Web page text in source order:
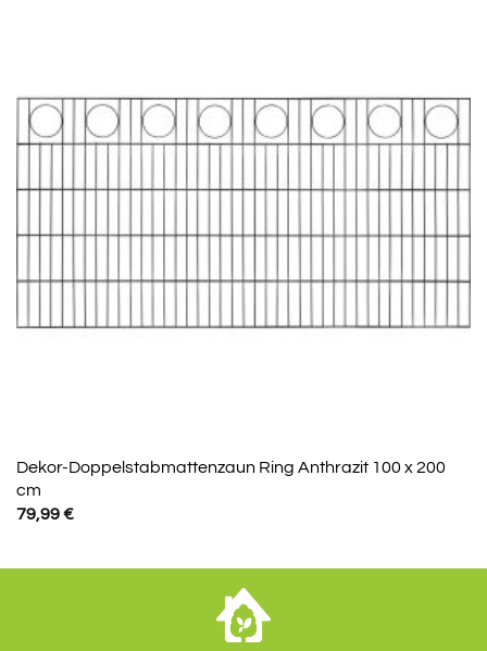
Dekor-Doppelstabmattenzaun Ring Anthrazit 100 x 200
cm
79,99€